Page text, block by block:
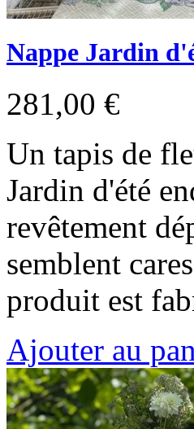
Nappe Jardin
281,00 €
Un tapis de
Jardin d'été
revêtement
semblent
produit est
Ajouter au